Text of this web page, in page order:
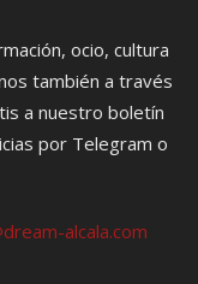
ocio, cultura
también a través
a nuestro boletín
por Telegram o
alcala.com